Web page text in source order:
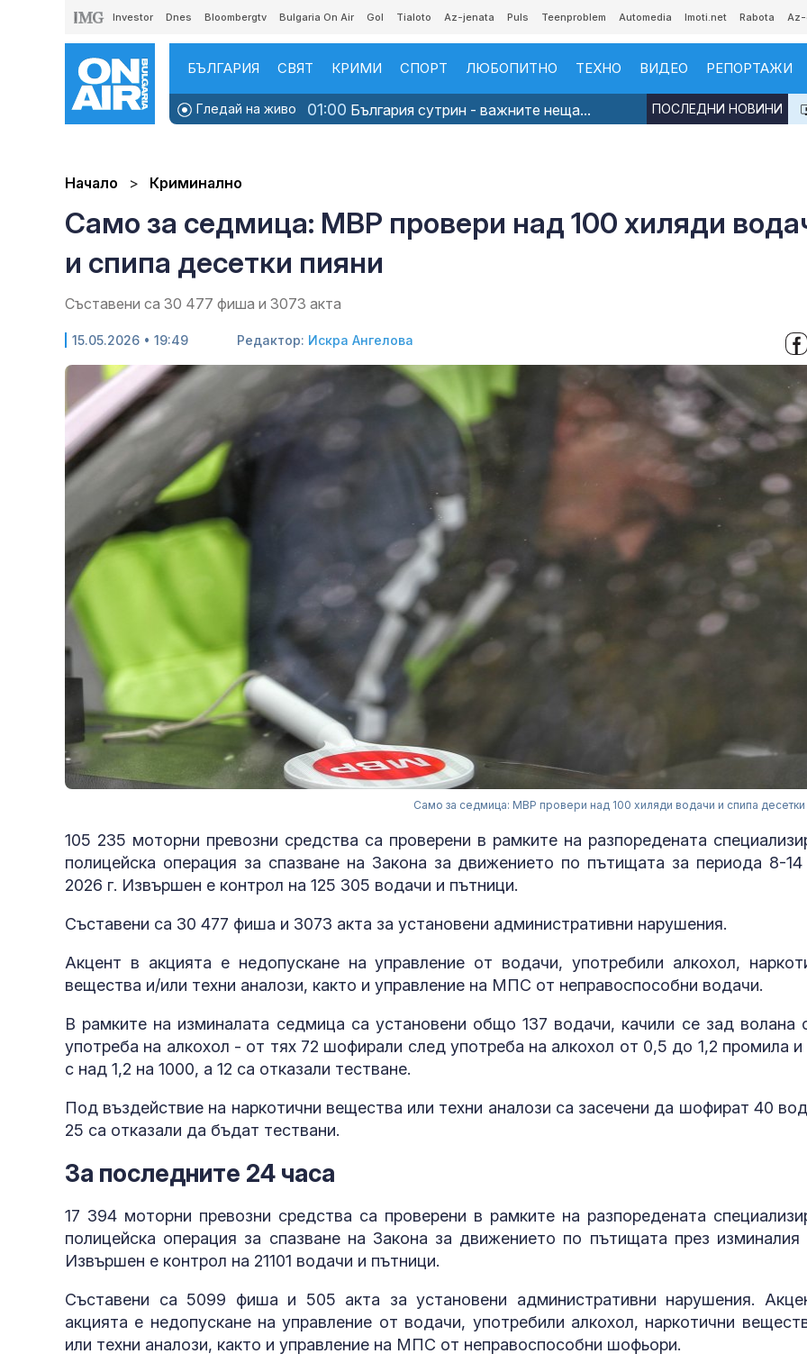
Investor Dnes Bloombergtv Bulgaria On Air Gol Tialoto Az-jenata Puls Teenproblem Automedia Imoti.net Rabota
БЪЛГАРИЯ СВЯТ КРИМИ СПОРТ ЛЮБОПИТНО ТЕХНО ВИДЕО РЕПОРТАЖИ
Гледай на живо 01:00 България сутрин - важните неща... ПОСЛЕДНИ НОВИНИ
Начало Криминално
Само за седмица: МВР провери над 100 хиляди
и спипа десетки пияни
Съставени са 30 477 фиша и 3073 акта
15.05.2026 • 19:49 Редактор: Искра Ангелова
Само за седмица: МВР провери над 100 хиляди водачи и спипа десетки
105 235 моторни превозни средства са проверени в рамките на разпоредената
полицейска операция за спазване на Закона за движението по пътищата за периода 8-
2026 г. Извършен е контрол на 125 305 водачи и пътници.
Съставени са 30 477 фиша и 3073 акта за установени административни нарушения.
Акцент в акцията е недопускане на управление от водачи, употребили алкохол,
вещества и/или техни аналози, както и управление на МПС от неправоспособни водачи.
В рамките на изминалата седмица са установени общо 137 водачи, качили се зад волана
употреба на алкохол - от тях 72 шофирали след употреба на алкохол от 0,5 до 1,2 промила
с над 1,2 на 1000, а 12 са отказали тестване.
Под въздействие на наркотични вещества или техни аналози са засечени да шофират 40
25 са отказали да бъдат тествани.
За последните 24 часа
17 394 моторни превозни средства са проверени в рамките на разпоредената
полицейска операция за спазване на Закона за движението по пътищата през изминалия
Извършен е контрол на 21101 водачи и пътници.
Съставени са 5099 фиша и 505 акта за установени административни нарушения.
акцията е недопускане на управление от водачи, употребили алкохол, наркотични
или техни аналози, както и управление на МПС от неправоспособни шофьори.